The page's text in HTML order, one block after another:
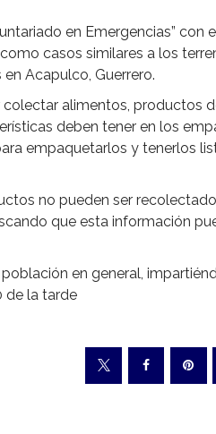
en Emergencias” con
casos similares a los
Acapulco, Guerrero.
alimentos, productos
deben tener en los
empaquetarlos y tenerlos
no pueden ser
que esta información
en general,
de la tarde